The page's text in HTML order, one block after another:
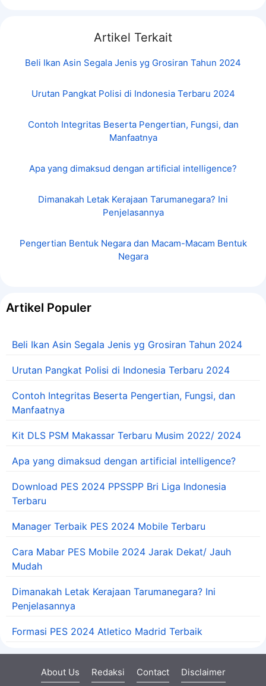
Artikel Terkait
Beli Ikan Asin Segala Jenis yg Grosiran Tahun 2024
Urutan Pangkat Polisi di Indonesia Terbaru 2024
Contoh Integritas Beserta Pengertian, Fungsi, dan
Manfaatnya
Apa yang dimaksud dengan artificial intelligence?
Dimanakah Letak Kerajaan Tarumanegara? Ini
Penjelasannya
Pengertian Bentuk Negara dan Macam-Macam Bentuk
Negara
Artikel Populer
Beli Ikan Asin Segala Jenis yg Grosiran Tahun 2024
Urutan Pangkat Polisi di Indonesia Terbaru 2024
Contoh Integritas Beserta Pengertian, Fungsi, dan
Manfaatnya
Kit DLS PSM Makassar Terbaru Musim 2022/ 2024
Apa yang dimaksud dengan artificial intelligence?
Download PES 2024 PPSSPP Bri Liga Indonesia
Terbaru
Manager Terbaik PES 2024 Mobile Terbaru
Cara Mabar PES Mobile 2024 Jarak Dekat/ Jauh
Mudah
Dimanakah Letak Kerajaan Tarumanegara? Ini
Penjelasannya
Formasi PES 2024 Atletico Madrid Terbaik
About Us Redaksi Contact Disclaimer